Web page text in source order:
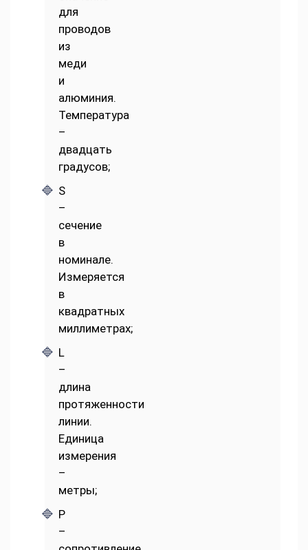
для
проводов
из
меди
и
алюминия.
Температура
–
двадцать
градусов;
S
–
сечение
в
номинале.
Измеряется
в
квадратных
миллиметрах;
L
–
длина
протяженности
линии.
Единица
измерения
–
метры;
P
–